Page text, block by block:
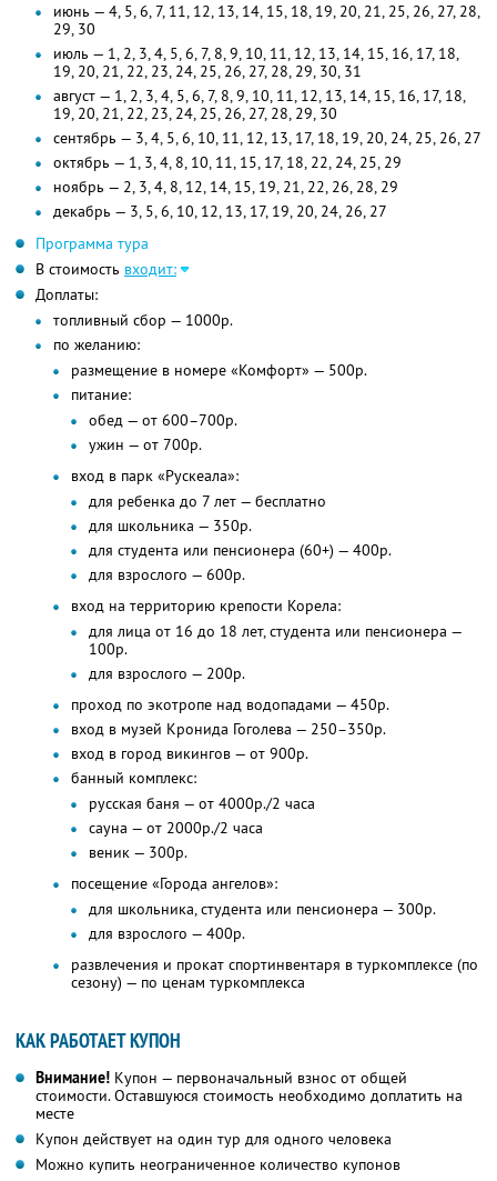
июнь — 4, 5, 6, 7, 11, 12, 13, 14, 15, 18, 19, 20, 21, 25, 26, 27, 28,
29, 30
июль — 1, 2, 3, 4, 5, 6, 7, 8, 9, 10, 11, 12, 13, 14, 15, 16, 17, 18,
19, 20, 21, 22, 23, 24, 25, 26, 27, 28, 29, 30, 31
август — 1, 2, 3, 4, 5, 6, 7, 8, 9, 10, 11, 12, 13, 14, 15, 16, 17, 18,
19, 20, 21, 22, 23, 24, 25, 26, 27, 28, 29, 30
сентябрь — 3, 4, 5, 6, 10, 11, 12, 13, 17, 18, 19, 20, 24, 25, 26, 27
октябрь — 1, 3, 4, 8, 10, 11, 15, 17, 18, 22, 24, 25, 29
ноябрь — 2, 3, 4, 8, 12, 14, 15, 19, 21, 22, 26, 28, 29
декабрь — 3, 5, 6, 10, 12, 13, 17, 19, 20, 24, 26, 27
Программа тура
В стоимость входит:
Доплаты:
топливный сбор — 1000р.
по желанию:
размещение в номере «Комфорт» — 500р.
питание:
обед — от 600–700р.
ужин — от 700р.
вход в парк «Рускеала»:
для ребенка до 7 лет — бесплатно
для школьника — 350р.
для студента или пенсионера (60+) — 400р.
для взрослого — 600р.
вход на территорию крепости Корела:
для лица от 16 до 18 лет, студента или пенсионера —
100р.
для взрослого — 200р.
проход по экотропе над водопадами — 450р.
вход в музей Кронида Гоголева — 250–350р.
вход в город викингов — от 900р.
банный комплекс:
русская баня — от 4000р./2 часа
сауна — от 2000р./2 часа
веник — 300р.
посещение «Города ангелов»:
для школьника, студента или пенсионера — 300р.
для взрослого — 400р.
развлечения и прокат спортинвентаря в туркомплексе (по
сезону) — по ценам туркомплекса
КАК РАБОТАЕТ КУПОН
Внимание! Купон — первоначальный взнос от общей
стоимости. Оставшуюся стоимость необходимо доплатить на
месте
Купон действует на один тур для одного человека
Можно купить неограниченное количество купонов